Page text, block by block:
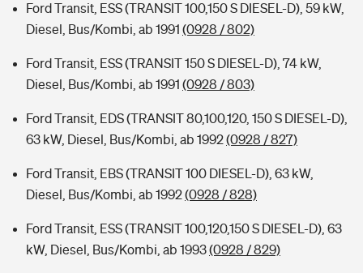
Ford Transit, ESS (TRANSIT 100,150 S DIESEL-D), 59 kW,
Diesel, Bus/Kombi, ab 1991 (0928 / 802)
Ford Transit, ESS (TRANSIT 150 S DIESEL-D), 74 kW,
Diesel, Bus/Kombi, ab 1991 (0928 / 803)
Ford Transit, EDS (TRANSIT 80,100,120, 150 S DIESEL-D),
63 kW, Diesel, Bus/Kombi, ab 1992(0928 / 827)
Ford Transit, EBS (TRANSIT 100 DIESEL-D), 63 kW,
Diesel, Bus/Kombi, ab 1992(0928 / 828)
Ford Transit, ESS (TRANSIT 100,120,150 S DIESEL-D), 63
kW, Diesel, Bus/Kombi, ab 1993(0928 / 829)